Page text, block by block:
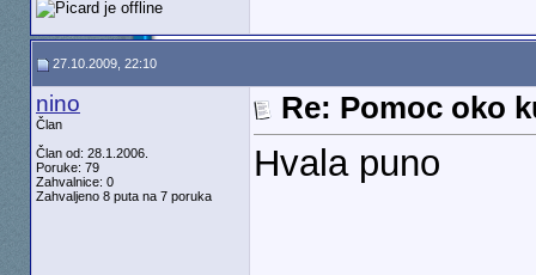
27.10.2009, 22:10
nino
Član
Član od: 28.1.2006.
Poruke: 79
Zahvalnice: 0
Zahvaljeno 8 puta na 7 poruka
Re: Pomoc oko
Hvala puno